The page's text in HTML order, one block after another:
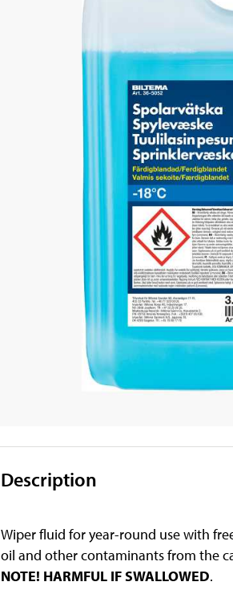
Description
Wiper fluid for year-round use with
oil and other contaminants from the
NOTE! HARMFUL IF SWALLOWED.